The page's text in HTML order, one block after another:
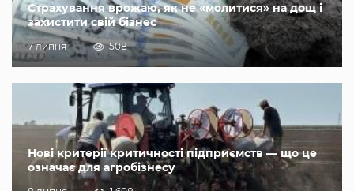
Страхування врожаю, як не «молитися» на дощ і
захистити свій бізнес
7 липня 508
Нові критерії критичності підприємств — що це
означає для агробізнесу